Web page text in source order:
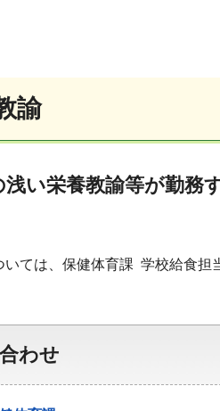
諭
浅い栄養教諭等が勤務
いては、保健体育課 学校給食担
わせ